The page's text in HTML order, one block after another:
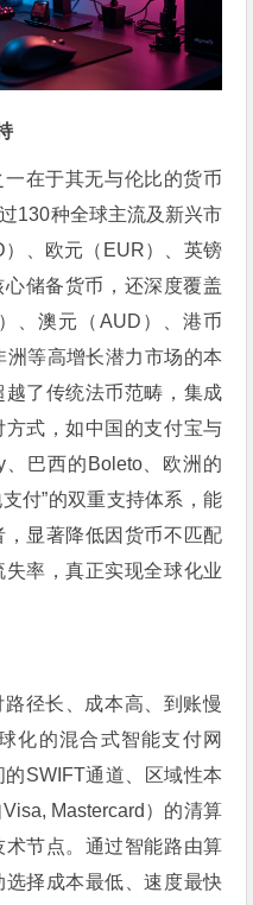
在于其无与伦比的货币
130种全球主流及新兴市
、欧元（EUR）、英镑
心储备货币，还深度覆盖
、澳元（AUD）、港币
洲等高增长潜力市场的本
了传统法币范畴，集成
式，如中国的支付宝与
巴西的Boleto、欧洲的
付”的双重支持体系，能
显著降低因货币不匹配
率，真正实现全球化业
径长、成本高、到账慢
化的混合式智能支付网
SWIFT通道、区域性本
Mastercard）的清算
节点。通过智能路由算
择成本最低、速度最快